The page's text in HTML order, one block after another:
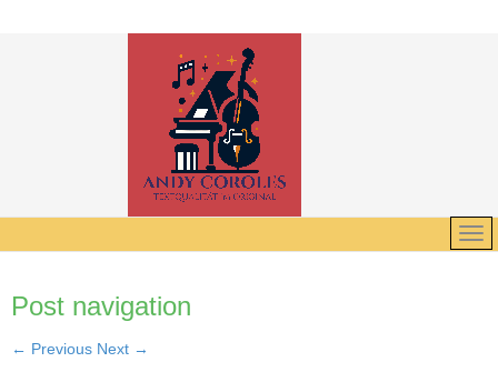
Post navigation
← Previous Next →